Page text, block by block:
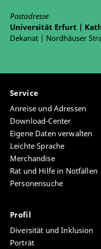
Postadresse
Universität Erfurt |
Dekanat | Nordhäuser
Service
Anreise und Adressen
Download-Center
Eigene Daten verwalten
Leichte Sprache
Merchandise
Rat und Hilfe in Notfällen
Personensuche
Profil
Diversität und Inklusion
Porträt